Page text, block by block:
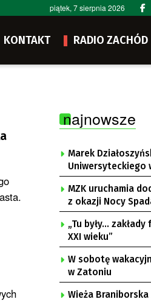
piątek, 7 sierpnia 2026
KONTAKT RADIO ZACHÓD
najnowsze
Marek
Uniwersyteckiego
MZK uruchamia
z okazji Nocy
Ochli
„Tu były… zakłady fotograficzne XX i
XXI wieku”
W sobotę
w Zatoniu
Wieża